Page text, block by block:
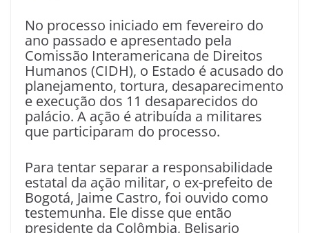
No processo iniciado em fevereiro do
ano passado e apresentado pela
Comissão Interamericana de Direitos
Humanos (CIDH), o Estado é acusado do
planejamento, tortura, desaparecimento
e execução dos 11 desaparecidos do
palácio. A ação é atribuída a militares
que participaram do processo.
Para tentar separar a responsabilidade
estatal da ação militar, o ex-prefeito de
Bogotá, Jaime Castro, foi ouvido como
testemunha. Ele disse que então
presidente da Colômbia, Belisario